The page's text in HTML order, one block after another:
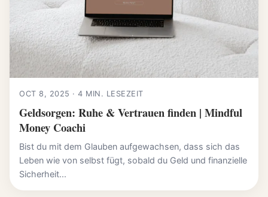
OCT 8, 2025 · 4 MIN. LESEZEIT
Geldsorgen: Ruhe & Vertrauen finden | Mindful
Money Coachi
Bist du mit dem Glauben aufgewachsen, dass sich das
Leben wie von selbst fügt, sobald du Geld und finanzielle
Sicherheit...